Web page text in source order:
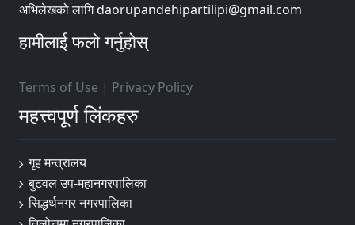
अभिलेखको लागि daorupandehipartilipi@gmail.com
हामीलाई फलो गर्नुहोस्
Terms of Use | Privacy Policy
महत्त्वपूर्ण लिंकहरु
गृह मन्त्रालय
बुटवल उप-महानगरपालिका
सिद्धर्थनगर नगरपालिका